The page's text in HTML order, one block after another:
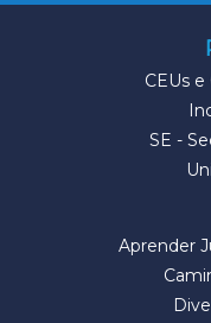
CEUs
SE -
Aprender